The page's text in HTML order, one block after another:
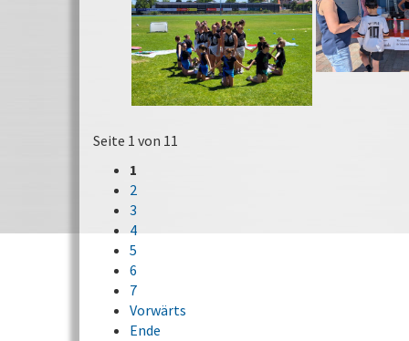
Seite 1 von 11
1
2
3
4
5
6
7
Vorwärts
Ende